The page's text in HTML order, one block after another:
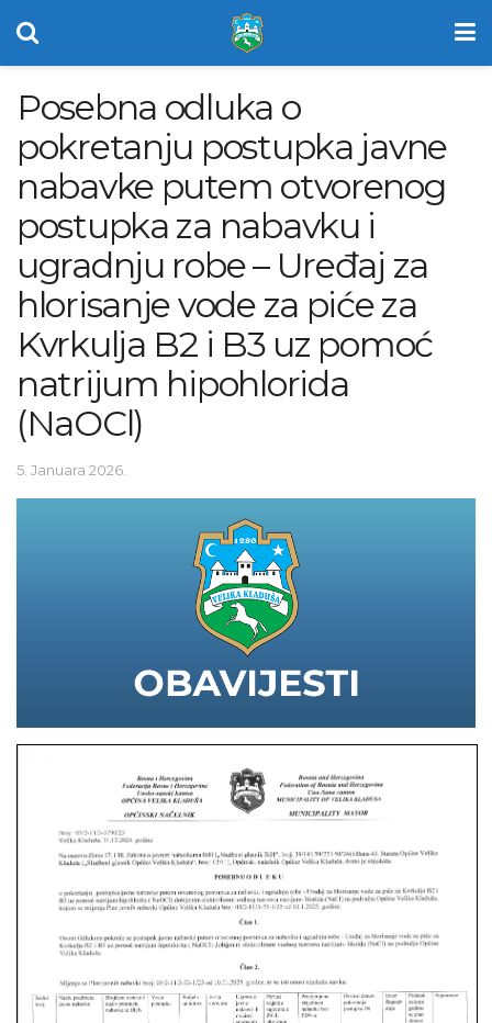
Posebna odluka o
pokretanju postupka javne
nabavke putem otvorenog
postupka za nabavku i
ugradnju robe – Uređaj za
hlorisanje vode za piće za
Kvrkulja B2 i B3 uz pomoć
natrijum hipohlorida
(NaOCl)
5. Januara 2026.